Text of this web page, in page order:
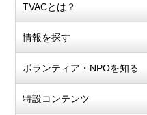
TVACとは？
情報を探す
ボランティア・NPOを知る
特設コンテンツ